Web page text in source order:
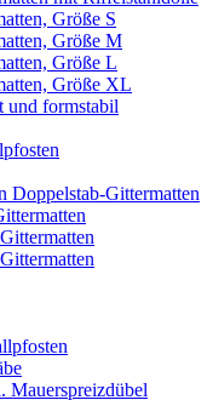
Größe S
Größe M
Größe L
Größe XL
und formstabil
Doppelstab-Gittermatten
Mauerspreizdübel